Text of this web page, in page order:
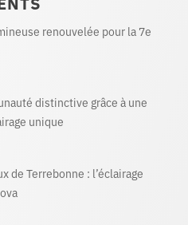
renouvelée pour la 7e
distinctive grâce à une
unique
de Terrebonne : l’éclairage